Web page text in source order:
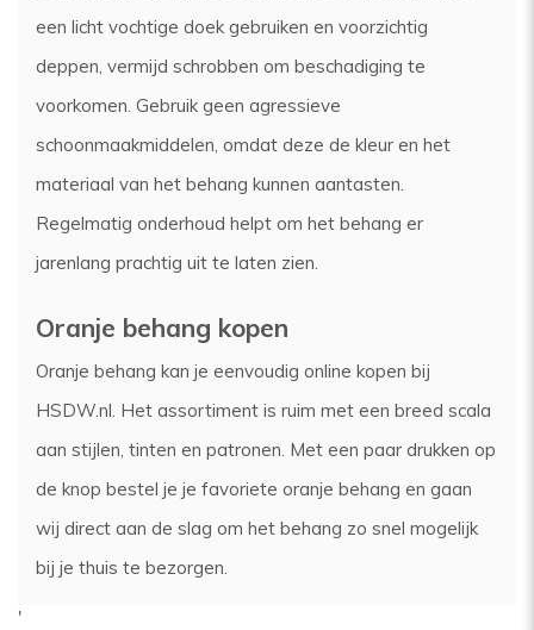
een licht vochtige doek gebruiken en voorzichtig
deppen, vermijd schrobben om beschadiging te
voorkomen. Gebruik geen agressieve
schoonmaakmiddelen, omdat deze de kleur en het
materiaal van het behang kunnen aantasten.
Regelmatig onderhoud helpt om het behang er
jarenlang prachtig uit te laten zien.
Oranje behang kopen
Oranje behang kan je eenvoudig online kopen bij
HSDW.nl. Het assortiment is ruim met een breed scala
aan stijlen, tinten en patronen. Met een paar drukken op
de knop bestel je je favoriete oranje behang en gaan
wij direct aan de slag om het behang zo snel mogelijk
bij je thuis te bezorgen.
'